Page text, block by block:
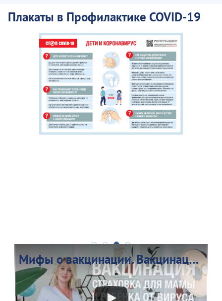
Плакаты в Профилактике COVID-19
Мифы о вакцинации. Вакцинация и беременность